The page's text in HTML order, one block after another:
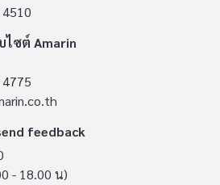
ซต์ Amarin
feedback
- 18.00 น)